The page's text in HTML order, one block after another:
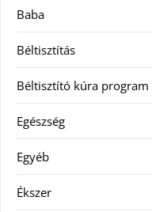
Baba
Béltisztítás
Béltisztító kúra program
Egészség
Egyéb
Ékszer